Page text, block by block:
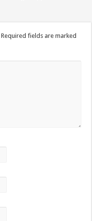
Required fields are marked